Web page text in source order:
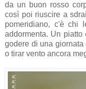
da un buon rosso
così poi riuscire a
pomeridiano, c'è chi
addormenta. Un
godere di una
o tirar vento ancora